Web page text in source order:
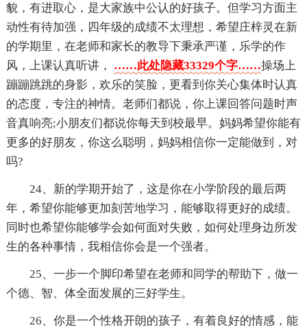
貌，有进取心，是大家族中公认的好孩子。但学习方面主
动性有待加强，四年级的成绩不太理想，希望庄梓灵在新
的学期里，在老师和家长的教导下秉承严谨，乐学的作
风，上课认真听讲， ……此处隐藏33329个字……操场上
蹦蹦跳跳的身影，欢乐的笑脸，更看到你关心集体时认真
的态度，专注的神情。老师们都说，你上课回答问题时声
音真响亮;小朋友们都说你每天到校最早。妈妈希望你能有
更多的好朋友，你这么聪明，妈妈相信你一定能做到，对
吗?
24、新的学期开始了，这是你在小学阶段的最后两
年，希望你能够更加刻苦地学习，能够取得更好的成绩。
同时也希望你能够学会如何面对失败，如何处理身边所发
生的各种事情，我相信你会是一个强者。
25、一步一个脚印希望在老师和同学的帮助下，做一
个德、智、体全面发展的三好学生。
26、你是一个性格开朗的孩子，有着良好的情感，能